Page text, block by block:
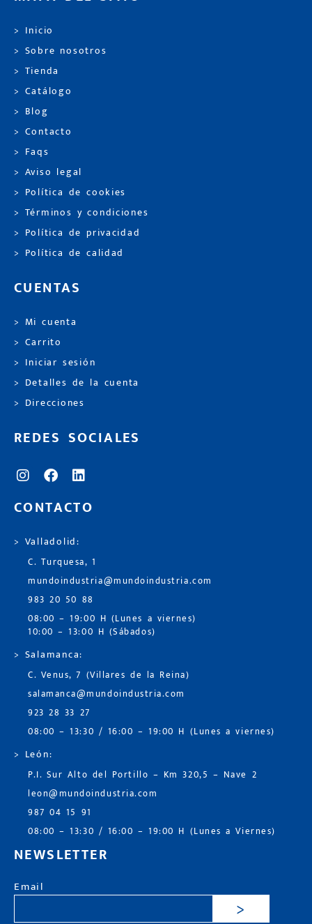
> Inicio
> Sobre nosotros
> Tienda
> Catálogo
> Blog
> Contacto
> Faqs
> Aviso legal
> Política de cookies
> Términos y condiciones
> Política de privacidad
> Política de calidad
CUENTAS
> Mi cuenta
> Carrito
> Iniciar sesión
> Detalles de la cuenta
> Direcciones
REDES SOCIALES
CONTACTO
> Valladolid:
C. Turquesa, 1
mundoindustria@mundoindustria.com
983 20 50 88
08:00 – 19:00 H (Lunes a viernes)
10:00 – 13:00 H (Sábados)
> Salamanca:
C. Venus, 7 (Villares de la Reina)
salamanca@mundoindustria.com
923 28 33 27
08:00 – 13:30 / 16:00 – 19:00 H (Lunes a viernes)
> León:
P.I. Sur Alto del Portillo – Km 320,5 – Nave 2
leon@mundoindustria.com
987 04 15 91
08:00 – 13:30 / 16:00 – 19:00 H (Lunes a Viernes)
NEWSLETTER
Email
>